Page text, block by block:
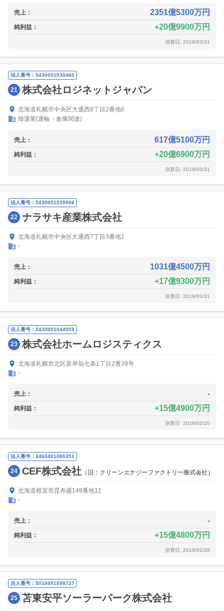
売上： 2351億5300万円
純利益： 20億9900万円
決算日: 2019/03/31
法人番号：5430001030460
21 株式会社ロジネットジャパン
北海道札幌市中央区大通西8丁目2番地6
陸運業(運輸・倉庫関連)
売上： 617億5100万円
純利益： 20億6900万円
決算日: 2019/03/31
法人番号：2430001035966
22 ナラサキ産業株式会社
北海道札幌市中央区大通西7丁目3番地1
-
売上： 1031億4500万円
純利益： 17億9300万円
決算日: 2019/03/31
法人番号：2430001044959
23 株式会社ホームロジスティクス
北海道札幌市北区新琴似七条1丁目2番39号
-
売上： -
純利益： 15億4900万円
決算日: 2019/02/20
法人番号：3460401000351
24 CEF株式会社 （旧：クリーンエナジーファクトリー株式会社）
北海道根室市昆布盛149番地12
-
売上： -
純利益： 15億4800万円
決算日: 2018/02/28
法人番号：5010401098727
25 苫東安平ソーラーパーク株式会社